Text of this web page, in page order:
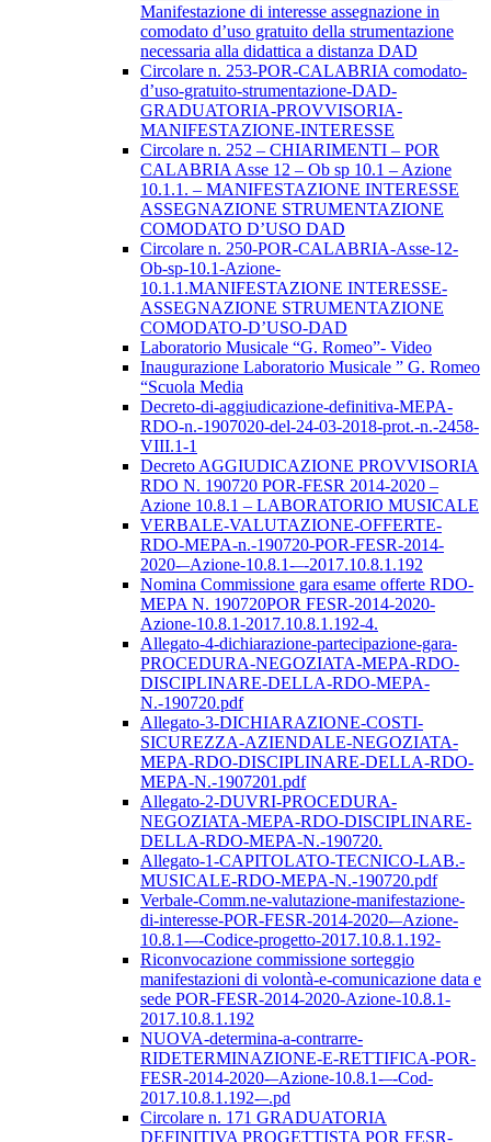
Manifestazione di interesse assegnazione in
comodato d’uso gratuito della strumentazione
necessaria alla didattica a distanza DAD
Circolare n. 253-POR-CALABRIA comodato-
d’uso-gratuito-strumentazione-DAD-
GRADUATORIA-PROVVISORIA-
MANIFESTAZIONE-INTERESSE
Circolare n. 252 – CHIARIMENTI – POR
CALABRIA Asse 12 – Ob sp 10.1 – Azione
10.1.1. – MANIFESTAZIONE INTERESSE
ASSEGNAZIONE STRUMENTAZIONE
COMODATO D’USO DAD
Circolare n. 250-POR-CALABRIA-Asse-12-
Ob-sp-10.1-Azione-
10.1.1.MANIFESTAZIONE INTERESSE-
ASSEGNAZIONE STRUMENTAZIONE
COMODATO-D’USO-DAD
Laboratorio Musicale “G. Romeo”- Video
Inaugurazione Laboratorio Musicale ” G. Romeo
“Scuola Media
Decreto-di-aggiudicazione-definitiva-MEPA-
RDO-n.-1907020-del-24-03-2018-prot.-n.-2458-
VIII.1-1
Decreto AGGIUDICAZIONE PROVVISORIA
RDO N. 190720 POR-FESR 2014-2020 –
Azione 10.8.1 – LABORATORIO MUSICALE
VERBALE-VALUTAZIONE-OFFERTE-
RDO-MEPA-n.-190720-POR-FESR-2014-
2020-–Azione-10.8.1-–-2017.10.8.1.192
Nomina Commissione gara esame offerte RDO-
MEPA N. 190720POR FESR-2014-2020-
Azione-10.8.1-2017.10.8.1.192-4.
Allegato-4-dichiarazione-partecipazione-gara-
PROCEDURA-NEGOZIATA-MEPA-RDO-
DISCIPLINARE-DELLA-RDO-MEPA-
N.-190720.pdf
Allegato-3-DICHIARAZIONE-COSTI-
SICUREZZA-AZIENDALE-NEGOZIATA-
MEPA-RDO-DISCIPLINARE-DELLA-RDO-
MEPA-N.-1907201.pdf
Allegato-2-DUVRI-PROCEDURA-
NEGOZIATA-MEPA-RDO-DISCIPLINARE-
DELLA-RDO-MEPA-N.-190720.
Allegato-1-CAPITOLATO-TECNICO-LAB.-
MUSICALE-RDO-MEPA-N.-190720.pdf
Verbale-Comm.ne-valutazione-manifestazione-
di-interesse-POR-FESR-2014-2020-–Azione-
10.8.1-–-Codice-progetto-2017.10.8.1.192-
Riconvocazione commissione sorteggio
manifestazioni di volontà-e-comunicazione data e
sede POR-FESR-2014-2020-Azione-10.8.1-
2017.10.8.1.192
NUOVA-determina-a-contrarre-
RIDETERMINAZIONE-E-RETTIFICA-POR-
FESR-2014-2020-–Azione-10.8.1-–-Cod-
2017.10.8.1.192-–.pd
Circolare n. 171 GRADUATORIA
DEFINITIVA PROGETTISTA POR FESR-